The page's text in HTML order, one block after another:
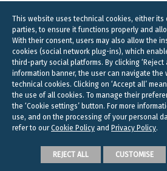
This website uses technical cookies, either its
parties, to ensure it functions properly and
With their consent, users may also allow the
cookies (social network plug-ins), which
third-party social platforms. By clicking ‘Reject
information banner, the user can navigate the
technical cookies. Clicking on ‘Accept all’
the use of all cookies. To manage their
the ‘Cookie settings’ button. For more
use, and on the processing of your personal
refer to ourCookie Policy and Privacy Policy.
REJECT ALL CUSTOMISE